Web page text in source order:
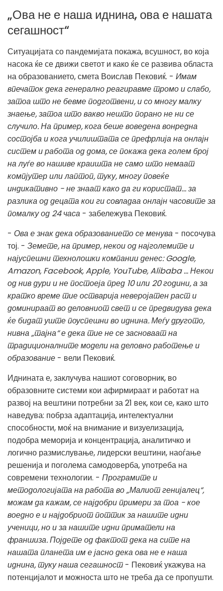
„Ова не е наша иднина, ова е нашата
сегашност“
Ситуацијата со пандемијата покажа, всушност, во која
насока ќе се движи светот и како ќе се развива областа
на образованието, смета Воислав Пековиќ. - Имам
впечаток дека генерално реагиравме тромо и слабо,
затоа што не бевме подготвени, и со многу малку
знаење, затоа што вакво нешто порано не ни се
случило. На пример, кога беше воведена вонредна
состојба и кога училиштата се префрлија на онлајн
систем и работа од дома, се покажа дека голем број
на луѓе во нашиве краишта не само што немаат
компјутер или лаптоп, туку, многу повеќе
индикативно - не знаат како да ги користат… за
разлика од децата кои ги совладаа онлајн часовите за
помалку од 24 часа - забележува Пековиќ.
- Ова е знак дека образованието се менува - посочува
тој. - Земете, на пример, некои од најголемите и
најуспешни технолошки компании денес: Google,
Amazon, Facebook, Apple, YouTube, Alibaba ... Некои
од нив дури и не постоеја пред 10 или 20 години, а за
кратко време тие остварија неверојатен раст и
доминираат во деловниот свет и се предвидува дека
ќе бидат уште поуспешни во иднина. Меѓу другото,
нивна „тајна“ е дека тие не се засноваат на
традиционалните модели на деловно работење и
образование - вели Пековиќ.
Иднината е, заклучува нашиот соговорник, во
образовните системи кои афирмираат и работат на
развој на вештини потребни за 21 век, кои се, како што
наведува: побрза адаптација, интелектуални
способности, моќ на внимание и визуелизација,
подобра меморија и концентрација, аналитичко и
логично размислување, лидерски вештини, наоѓање
решенија и поголема самодоверба, употреба на
современи технологии. - Програмите и
методологијата на работа во „Малиот генијалец“,
можам да кажам, се најдобри примери за тоа - кое
воедно е и најдобриот поттик за нашите идни
ученици, но и за нашите идни приматели на
франшиза. Појдете од фактот дека на сите на
нашата планета им е јасно дека ова не е наша
иднина, туку наша сегашност - Пековиќ укажува на
потенцијалот и можноста што не треба да се пропушти.